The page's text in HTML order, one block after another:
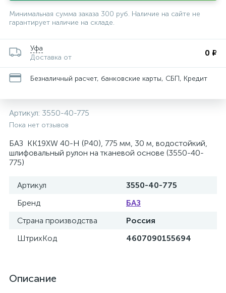
Минимальная сумма заказа 300 руб. Наличие на сайте не
гарантирует наличие на складе.
Уфа
Доставка от
0 ₽
Безналичный расчет, банковские карты, СБП, Кредит
Артикул: 3550-40-775
Пока нет отзывов
БАЗ KK19XW 40-H (Р40), 775 мм, 30 м, водостойкий,
шлифовальный рулон на тканевой основе (3550-40-
775)
Артикул
3550-40-775
Бренд
БАЗ
Страна производства
Россия
ШтрихКод
4607090155694
Описание